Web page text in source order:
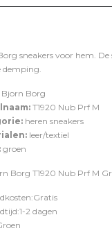
sneakers voor hem.
demping.
Bjorn Borg
T1920 Nub Prf M
heren sneakers
leer/textiel
groen
Borg T1920 Nub Prf M
2 dagen